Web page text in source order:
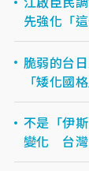
先強化「這
脆弱的台
「矮化國
不是「伊
變化 台灣